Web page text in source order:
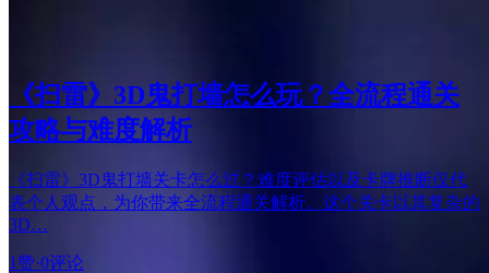
《扫雷》3D鬼打墙怎么玩？全流程通关
攻略与难度解析
《扫雷》3D鬼打墙关卡怎么过？难度评估以及卡牌推断仅代
表个人观点，为你带来全流程通关解析。这个关卡以其复杂的
3D…
1赞·0评论